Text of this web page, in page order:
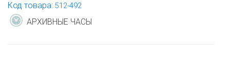
Код товара: 512-492
АРХИВНЫЕ ЧАСЫ